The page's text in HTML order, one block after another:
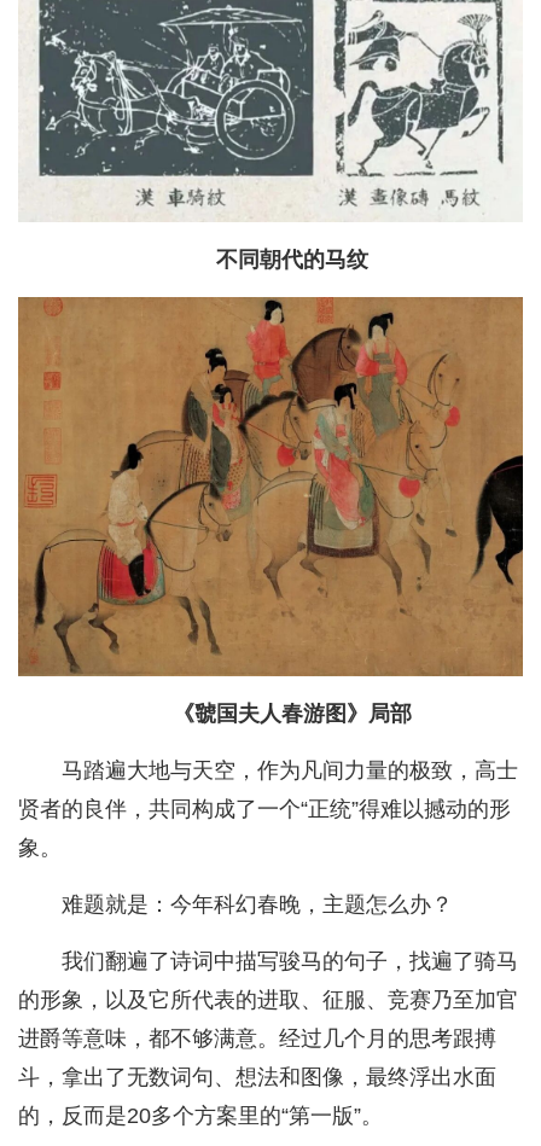
不同朝代的马纹
《虢国夫人春游图》局部
马踏遍大地与天空，作为凡间力量的极致，高士
贤者的良伴，共同构成了一个“正统”得难以撼动的形
象。
难题就是：今年科幻春晚，主题怎么办？
我们翻遍了诗词中描写骏马的句子，找遍了骑马
的形象，以及它所代表的进取、征服、竞赛乃至加官
进爵等意味，都不够满意。经过几个月的思考跟搏
斗，拿出了无数词句、想法和图像，最终浮出水面
的，反而是20多个方案里的“第一版”。